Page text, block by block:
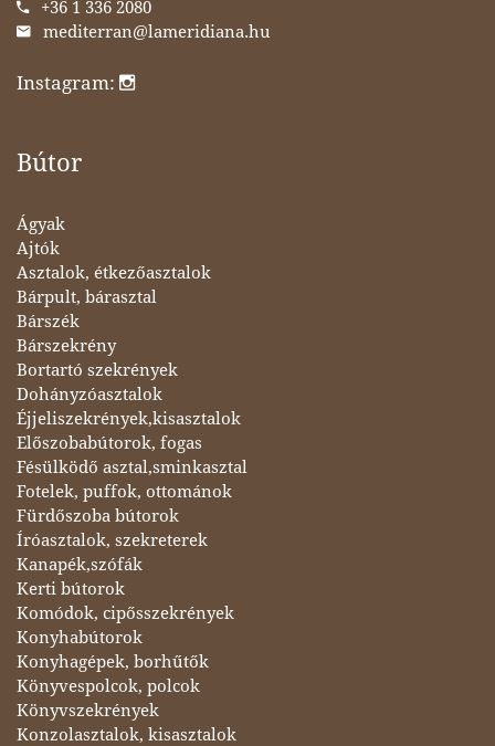
+36 1 336 2080
mediterran@lameridiana.hu
Instagram:
Bútor
Ágyak
Ajtók
Asztalok, étkezőasztalok
Bárpult, bárasztal
Bárszék
Bárszekrény
Bortartó szekrények
Dohányzóasztalok
Éjjeliszekrények,kisasztalok
Előszobabútorok, fogas
Fésülködő asztal,sminkasztal
Fotelek, puffok, ottománok
Fürdőszoba bútorok
Íróasztalok, szekreterek
Kanapék,szófák
Kerti bútorok
Komódok, cipősszekrények
Konyhabútorok
Konyhagépek, borhűtők
Könyvespolcok, polcok
Könyvszekrények
Konzolasztalok, kisasztalok